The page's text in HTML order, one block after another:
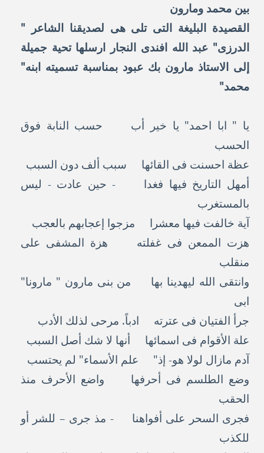
بين محمد ومارون
القصيدة البليغة التى تلى هى لصديقنا الشاعر "
الدرزى" عبد الله افندى النجار ارسلها تحية جميلة
إلى الاستاذ مارون بك عبود بمناسبة تسميته ابنه"
محمد"
يا " ابا احمد" يا خير أب حسب النابة فوق
الحسب
عظة احسنت فى القائها سبب ألف دون السبب
أمهل التاريخ فيها فغدا - حين عادت - ليس
بالمستغرب
آية خالفت فيها معشرا مزجوا إعجابهم بالعجب
هزت الممعن فى غفلته هزة المشفى على
منقلب
وانتقى الله ليهدينا بها من بنى مارون " مارونا"
ابى
جرأ الفتيان فى عترته ادباً. مرحى لذلك الأدب
علة الأقوام فى اسمائها أنها لا شك أصل السبب
آدم مازال لولا هو- إذ" علم الأسماء" لم يحتسب
وضع الطلسم فى أحرفها واضع الأحرف منذ
الحقب
فجرى السحر على أفواهنا - مذ جرى – للشر أو
للكذب